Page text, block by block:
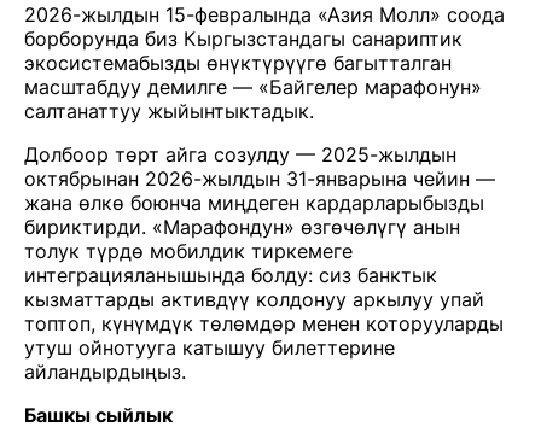
2026-жылдын 15-февралында «Азия Молл» соода
борборунда биз Кыргызстандагы санариптик
экосистемабызды өнүктүрүүгө багытталган
масштабдуу демилге — «Байгелер марафонун»
салтанаттуу жыйынтыктадык.
Долбоор төрт айга созулду — 2025-жылдын
октябрынан 2026-жылдын 31-январына чейин —
жана өлкө боюнча миңдеген кардарларыбызды
бириктирди. «Марафондун» өзгөчөлүгү анын
толук түрдө мобилдик тиркемеге
интеграцияланышында болду: сиз банктык
кызматтарды активдүү колдонуу аркылуу упай
топтоп, күнүмдүк төлөмдөр менен которууларды
утуш ойнотууга катышуу билеттерине
айландырдыңыз.
Башкы сыйлык